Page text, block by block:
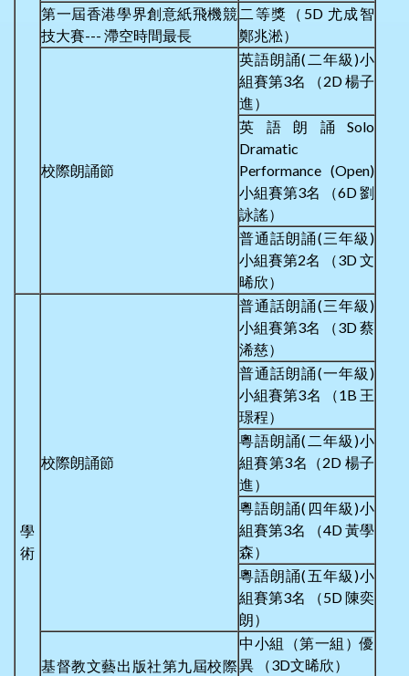
第一屆香港學界創意紙飛機競
技大賽--- 滯空時間最長
二等獎（5D 尤成智
鄭兆淞）
校際朗誦節
英語朗誦(二年級)小
組賽第3名 （2D 楊子
進）
英語朗誦Solo
Dramatic
Performance (Open)
小組賽第3名 （6D 劉
詠謠）
普通話朗誦(三年級)
小組賽第2名 （3D 文
晞欣）
學
術
校際朗誦節
普通話朗誦(三年級)
小組賽第3名 （3D 蔡
浠慈）
普通話朗誦(一年級)
小組賽第3名 （1B 王
璟程）
粵語朗誦(二年級)小
組賽第3名（2D 楊子
進）
粵語朗誦(四年級)小
組賽第3名 （4D 黃學
森）
粵語朗誦(五年級)小
組賽第3名 （5D 陳奕
朗）
基督教文藝出版社第九屆校際
中小組（第一組）優
異 （3D文晞欣）